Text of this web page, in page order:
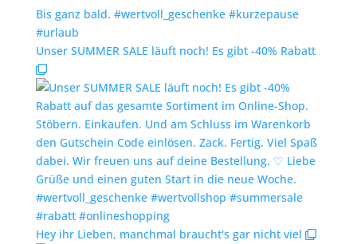
Unser SUMMER SALE läuft noch! Es gibt -40% Rabatt
Hey ihr Lieben, manchmal braucht's gar nicht viel